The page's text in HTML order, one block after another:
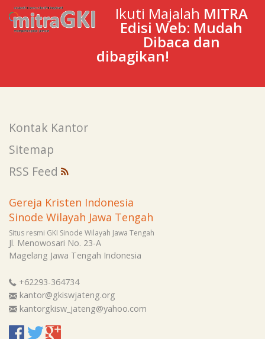
Ikuti Majalah MITRA
Edisi Web: Mudah
Dibaca dan
dibagikan!
Kontak Kantor
Sitemap
RSS Feed
Gereja Kristen Indonesia
Sinode Wilayah Jawa Tengah
Situs resmi GKI Sinode Wilayah Jawa Tengah
Jl. Menowosari No. 23-A
Magelang Jawa Tengah Indonesia
+62293-364734
kantor@gkiswjateng.org
kantorgkisw_jateng@yahoo.com